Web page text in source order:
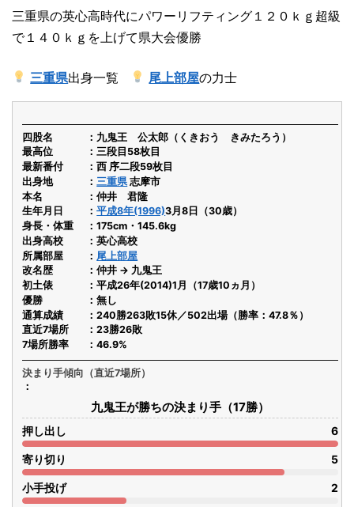
三重県の英心高時代にパワーリフティング１２０ｋｇ超級
で１４０ｋｇを上げて県大会優勝
三重県出身一覧 尾上部屋の力士
四股名
九鬼王 公太郎（くきおう きみたろう）
最高位
三段目58枚目
最新番付
西 序二段59枚目
出身地
三重県 志摩市
本名
仲井 君隆
生年月日
平成8年(1996)3月8日（30歳）
身長・体重
175cm・145.6kg
出身高校
英心高校
所属部屋
尾上部屋
改名歴
仲井 → 九鬼王
初土俵
平成26年(2014)1月（17歳10ヵ月）
優勝
無し
通算成績
240勝263敗15休／502出場（勝率：47.8％）
直近7場所
23勝26敗
7場所勝率
46.9%
決まり手傾向（直近7場所）
九鬼王が勝ちの決まり手（17勝）
押し出し 6
寄り切り 5
小手投げ 2